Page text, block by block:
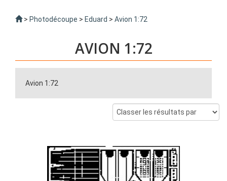
> Photodécoupe > Eduard > Avion 1:72
AVION 1:72
Avion 1:72